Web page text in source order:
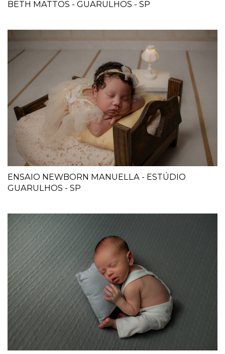
BETH MATTOS - GUARULHOS - SP
ENSAIO NEWBORN MANUELLA - ESTÚDIO
GUARULHOS - SP